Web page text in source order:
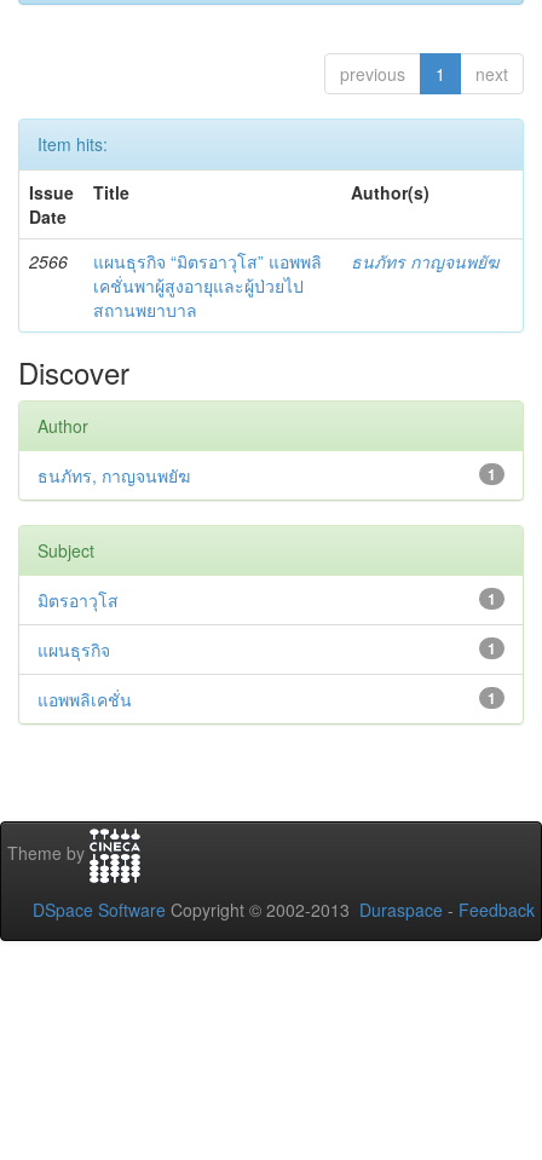
previous 1 next
Item hits:
Issue
Date
Title Author(s)
2566
แผนธุรกิจ “มิตรอาวุโส” แอพพลิ
เคชั่นพาผู้สูงอายุและผู้ป่วยไป
สถานพยาบาล
ธนภัทร กาญจนพยัฆ
Discover
Author
1
ธนภัทร, กาญจนพยัฆ
Subject
1
มิตรอาวุโส
1
แผนธุรกิจ
1
แอพพลิเคชั่น
Theme by
DSpace Software Copyright © 2002-2013 Duraspace - Feedback